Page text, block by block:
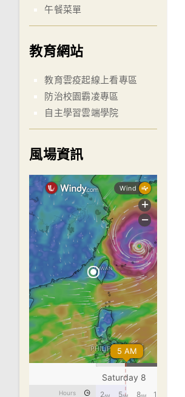
午餐菜單
教育網站
教育雲疫起線上看專區
防治校園霸凌專區
自主學習雲端學院
風場資訊